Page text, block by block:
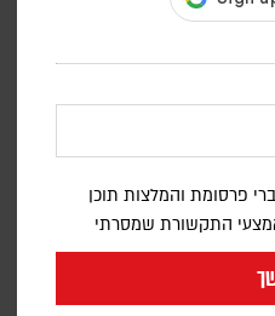
פרסומת והמלצות תוכן
התקשורת שמסרתי
– הפרלמנט
לרצועת עזה